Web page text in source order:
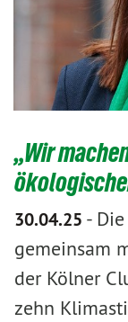
„Wir
30.04.25 -
gemeinsam
der Kölner
zehn